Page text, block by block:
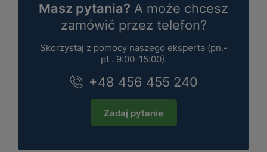
Masz pytania? A może chcesz
zamówić przez telefon?
Skorzystaj z pomocy naszego eksperta (pn.-
pt . 9:00-15:00).
+48 456 455 240
Zadaj pytanie